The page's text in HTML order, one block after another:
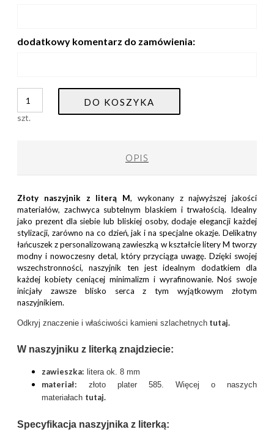
dodatkowy komentarz do zamówienia:
szt.
DO KOSZYKA
OPIS
Złoty naszyjnik z literą M, wykonany z najwyższej jakości
materiałów, zachwyca subtelnym blaskiem i trwałością. Idealny
jako prezent dla siebie lub bliskiej osoby, dodaje elegancji każdej
stylizacji, zarówno na co dzień, jak i na specjalne okazje. Delikatny
łańcuszek z personalizowaną zawieszką w kształcie litery M tworzy
modny i nowoczesny detal, który przyciąga uwagę. Dzięki swojej
wszechstronności, naszyjnik ten jest idealnym dodatkiem dla
każdej kobiety ceniącej minimalizm i wyrafinowanie. Noś swoje
inicjały zawsze blisko serca z tym wyjątkowym złotym
naszyjnikiem.
Odkryj znaczenie i właściwości kamieni szlachetnych tutaj.
W naszyjniku z literką znajdziecie:
zawieszka: litera ok. 8 mm
materiał: złoto plater 585. Więcej o naszych
materiałach tutaj.
Specyfikacja naszyjnika z literką: